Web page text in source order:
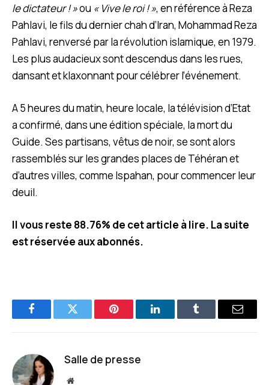
le dictateur ! »ou « Vive le roi ! », en référence à Reza
Pahlavi, le fils du dernier chah d’Iran, Mohammad Reza
Pahlavi, renversé par la révolution islamique, en 1979.
Les plus audacieux sont descendus dans les rues,
dansant et klaxonnant pour célébrer l’événement.
A 5 heures du matin, heure locale, la télévision d’Etat
a confirmé, dans une édition spéciale, la mort du
Guide. Ses partisans, vêtus de noir, se sont alors
rassemblés sur les grandes places de Téhéran et
d’autres villes, comme Ispahan, pour commencer leur
deuil.
Il vous reste 88.76% de cet article à lire. La suite
est réservée aux abonnés.
FacebookTwitter Pinterest LinkedInTumblr
E-
Salle de presse
Site